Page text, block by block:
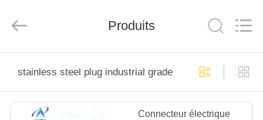
LA
MAISON
HOLDING
LIMITED.
Produits
stainless steel plug industrial grade
Connecteur électrique